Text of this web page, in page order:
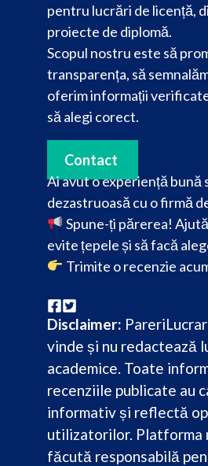
pentru lucrări de licență,
proiecte de diplomă.
Scopul nostru este să
transparența, să
oferim informații
să alegi corect.
Contact
Ai avut o experiență bună
dezastruoasă cu o firmă
Spune-ți părerea!
evite țepele și să facă
Trimite o recenzie
Disclaimer:
vinde și nu redactează
academice. Toate
recenziile publicate au
informativ și reflectă
utilizatorilor. Platforma
făcută responsabilă